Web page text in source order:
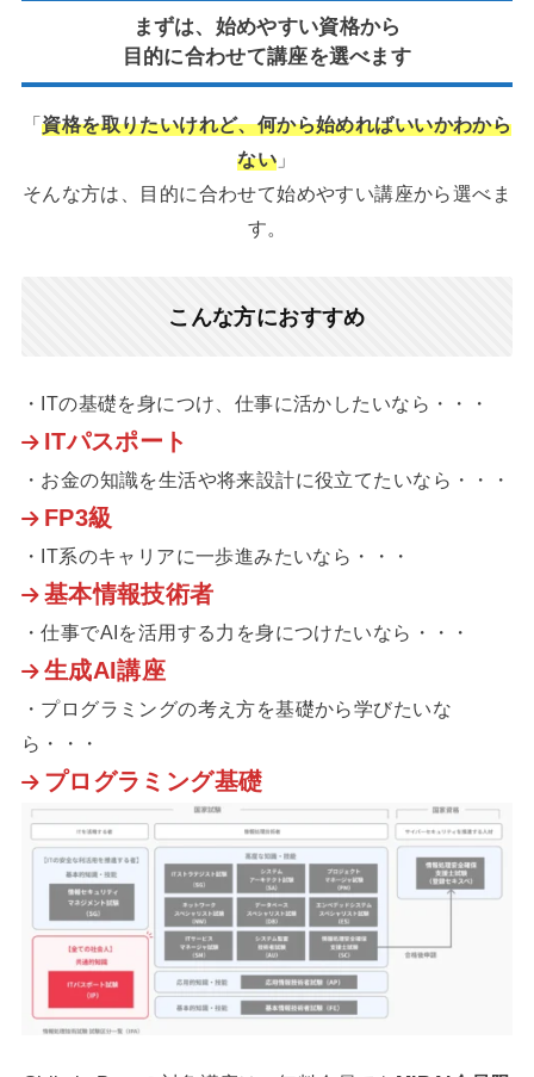
まずは、始めやすい資格から
目的に合わせて講座を選べます
「資格を取りたいけれど、何から始めればいいかわから
ない 」
そんな方は、目的に合わせて始めやすい講座から選べま
す。
こんな方におすすめ
・ITの基礎を身につけ、仕事に活かしたいなら・・・
ITパスポート
・お金の知識を生活や将来設計に役立てたいなら・・・
FP3級
・IT系のキャリアに一歩進みたいなら・・・
基本情報技術者
・仕事でAIを活用する力を身につけたいなら・・・
生成AI講座
・プログラミングの考え方を基礎から学びたいな
ら・・・
プログラミング基礎